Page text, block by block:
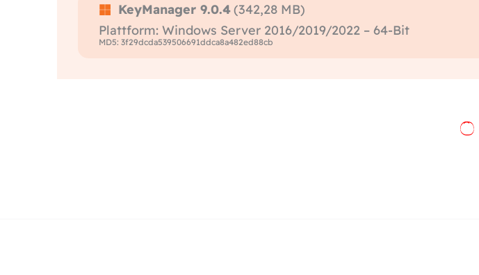
KeyManager 9.0.4(342,28 MB)
Plattform: Windows Server 2016/2019/2022 – 64-Bit
MD5: 3f29dcda539506691ddca8a482ed88cb